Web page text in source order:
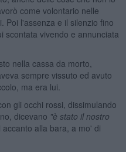
come volontario nelle
Poi l'assenza e il silenzio fino
scontata vivendo e annunciata
nella cassa da morto,
sempre vissuto ed avuto
ma era lui.
gli occhi rossi, dissimulando
dicevano "è stato il nostro
alla bara, a mo' di